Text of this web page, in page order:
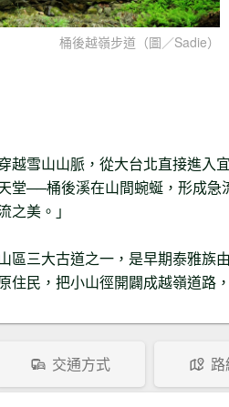
桶後越嶺步道（圖／Sadie）
越雪山山脈，從大台北直接進入
堂──桶後溪在山間蜿蜒，形成
之美。」
區三大古道之一，是早期泰雅族
住民，把小山徑開闢成越嶺道路
交通方式